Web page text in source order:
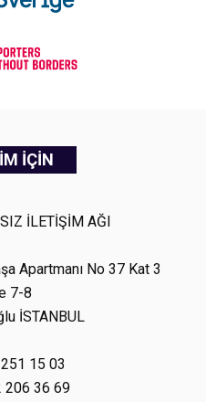
İÇİN
İLETİŞİM AĞI
Apartmanı No 37 Kat 3
7-8
İSTANBUL
15 03
206 36 69